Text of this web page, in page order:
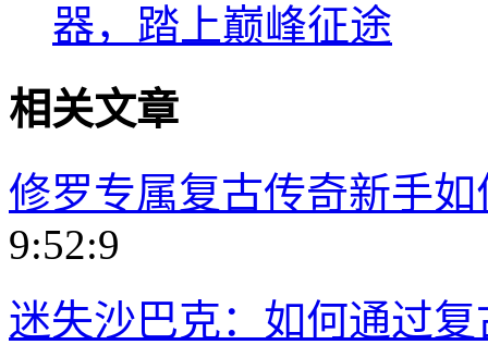
器，踏上巅峰征途
相关文章
修罗专属复古传奇新手
9:52:9
迷失沙巴克：如何通过